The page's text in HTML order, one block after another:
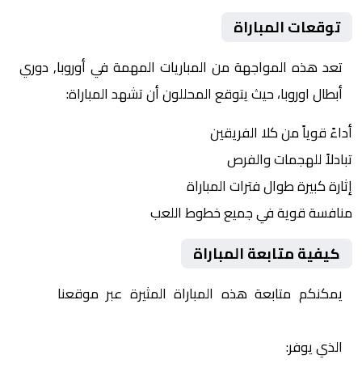
توقعات المباراة
تعد هذه المواجهة من المباريات المهمة في أوروبا, دوري
أبطال اوروبا، حيث يتوقع المحللون أن تشهد المباراة:
أداءً قوياً من كلا الفريقين
تبادلاً للهجمات والفرص
إثارة كبيرة طوال فترات المباراة
منافسة قوية في جميع خطوط اللعب
كيفية متابعة المباراة
يمكنكم متابعة هذه المباراة المثيرة عبر موقعنا
الذي يوفر: